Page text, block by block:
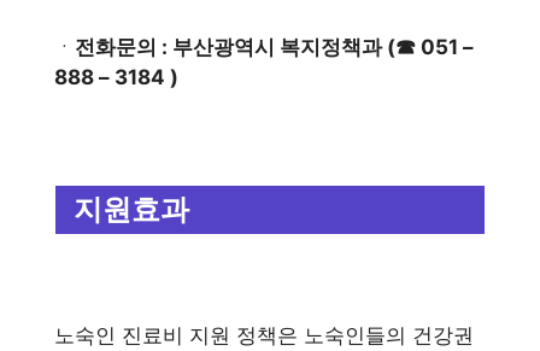
ㆍ 전화문의 : 부산광역시 복지정책과 (☎ 051 –
888 – 3184 )
지원효과
노숙인 진료비 지원 정책은 노숙인들의 건강권